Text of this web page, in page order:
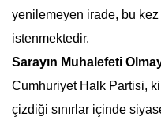
yenilemeyen irade, bu
istenmektedir.
Sarayın Muhalefeti
Cumhuriyet Halk Partisi,
çizdiği sınırlar içinde